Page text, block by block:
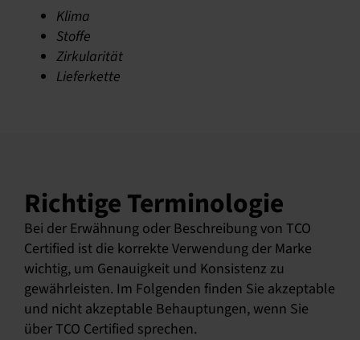
Klima
Stoffe
Zirkularität
Lieferkette
Richtige Terminologie
Bei der Erwähnung oder Beschreibung von TCO
Certified ist die korrekte Verwendung der Marke
wichtig, um Genauigkeit und Konsistenz zu
gewährleisten. Im Folgenden finden Sie akzeptable
und nicht akzeptable Behauptungen, wenn Sie
über TCO Certified sprechen.